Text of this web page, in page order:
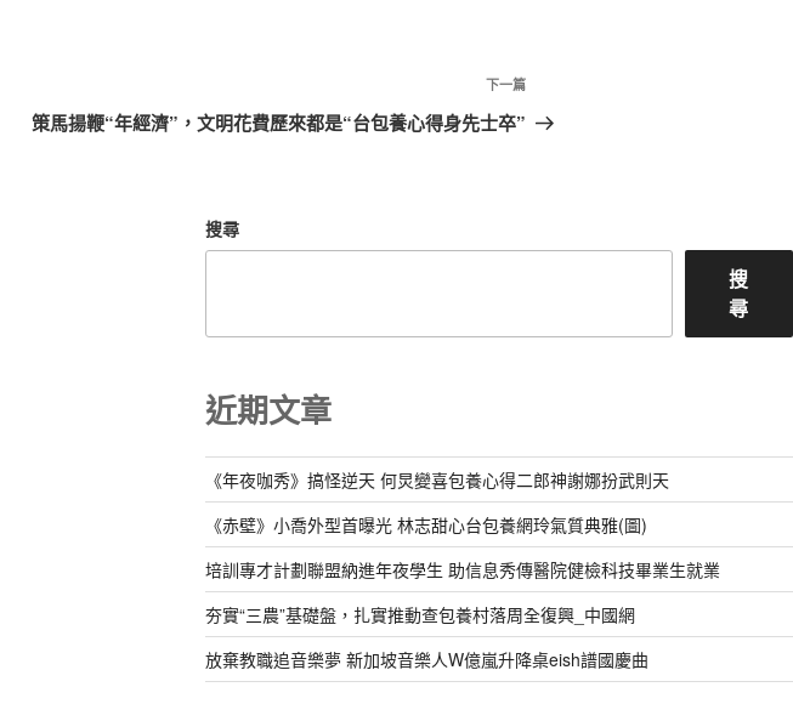
下
一
下一篇
策馬揚鞭“年經濟”，文明花費歷來都是“台包養心得身先士卒”
搜尋
搜
尋
近期文章
《年夜咖秀》搞怪逆天 何炅變喜包養心得二郎神謝娜扮武則天
《赤壁》小喬外型首曝光 林志甜心台包養網玲氣質典雅(圖)
培訓專才計劃聯盟納進年夜學生 助信息秀傳醫院健檢科技畢業生就業
夯實“三農”基礎盤，扎實推動查包養村落周全復興_中國網
放棄教職追音樂夢 新加坡音樂人W億嵐升降桌eish譜國慶曲